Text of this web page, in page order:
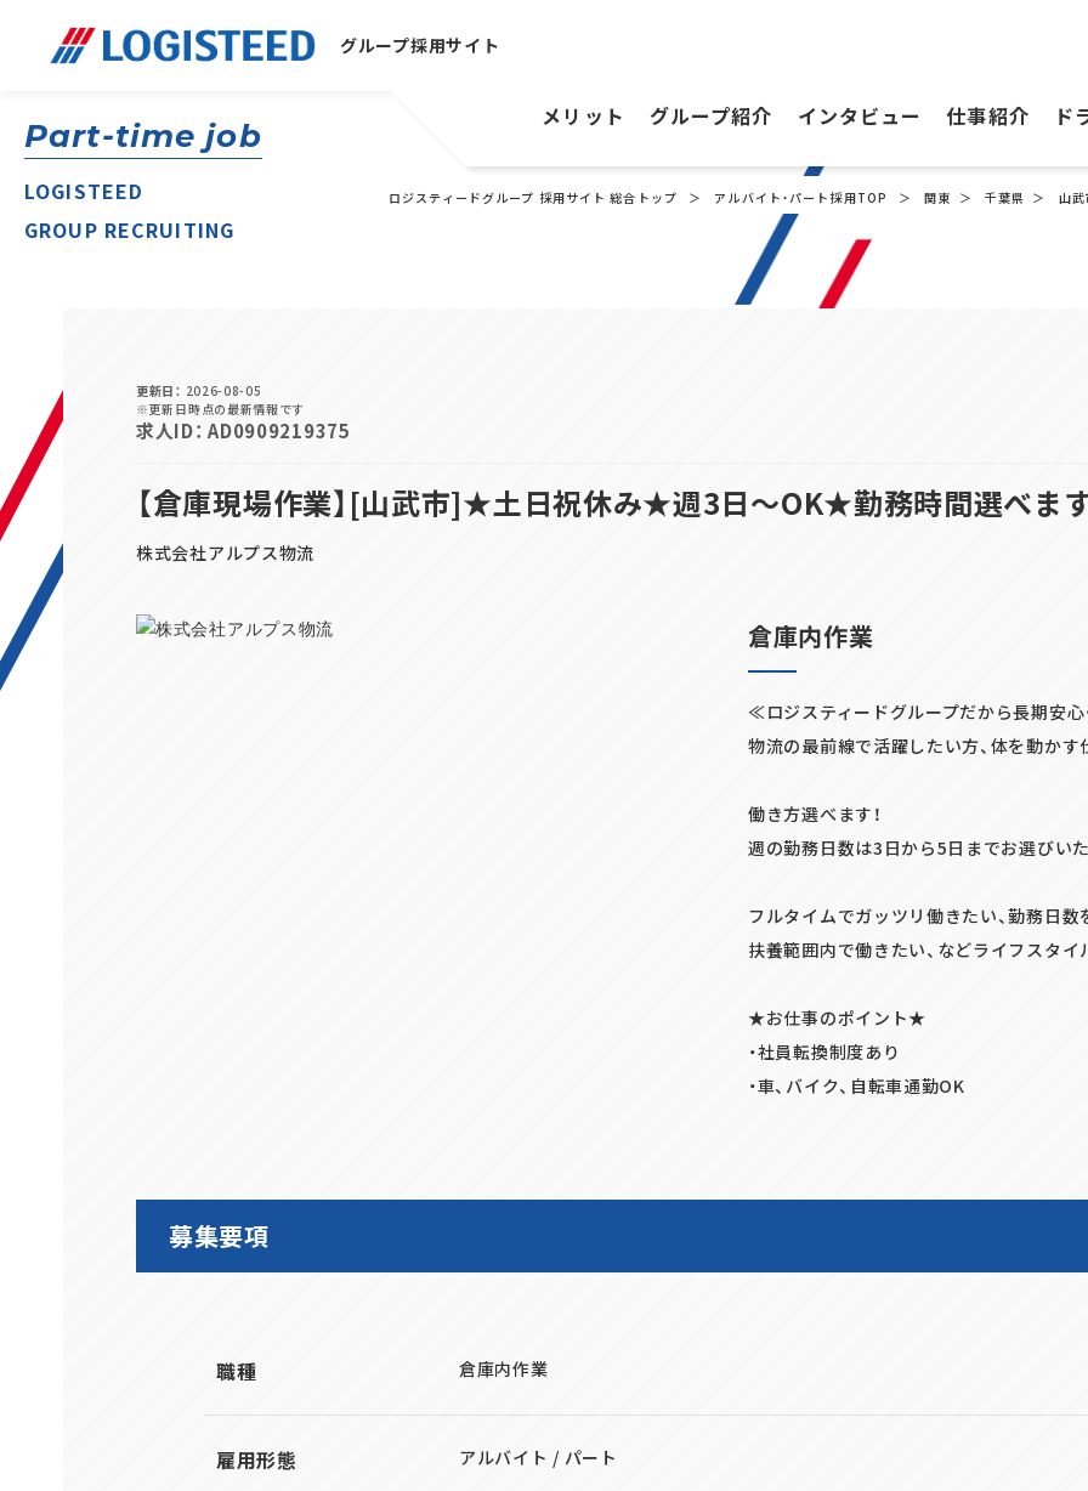
グループ採用サイト
メリット グループ紹介 インタビュー 仕事紹介 ド
Part-time job
LOGISTEED
GROUP RECRUITING
ロジスティードグループ 採用サイト 総合トップ アルバイト・パート採用TOP 関東 千葉県 山
更新日
2026-08-05
※更新日時点の最新情報です
求人ID AD0909219375
【倉庫現場作業】[山武市]★土日祝休み★週3日～OK★勤務時間選べ
株式会社アルプス物流
倉庫内作業
≪ロジスティードグループだから長期安
物流の最前線で活躍したい方、体を動かす
働き方選べます！
週の勤務日数は3日から5日までお選びい
フルタイムでガッツリ働きたい、勤務日
扶養範囲内で働きたい、などライフスタ
★お仕事のポイント★
・社員転換制度あり
・車、バイク、自転車通勤OK
募集要項
職種 倉庫内作業
雇用形態 アルバイト / パート